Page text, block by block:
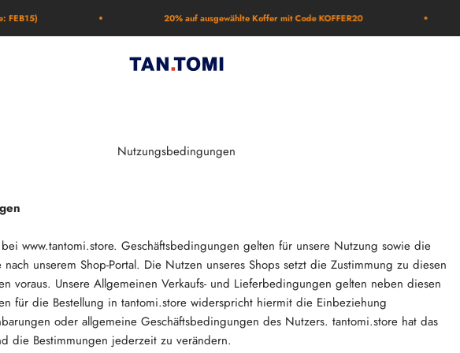
20% auf ausgewählte Koffer mit Code KOFFER20
TAN.TOMI
Nutzungsbedingungen
www.tantomi.store. Geschäftsbedingungen gelten für unsere Nutzung sowie die
unserem Shop-Portal. Die Nutzen unseres Shops setzt die Zustimmung zu diesen
voraus. Unsere Allgemeinen Verkaufs- und Lieferbedingungen gelten neben diesen
für die Bestellung in tantomi.store widerspricht hiermit die Einbeziehung
oder allgemeine Geschäftsbedingungen des Nutzers. tantomi.store hat das
die Bestimmungen jederzeit zu verändern.